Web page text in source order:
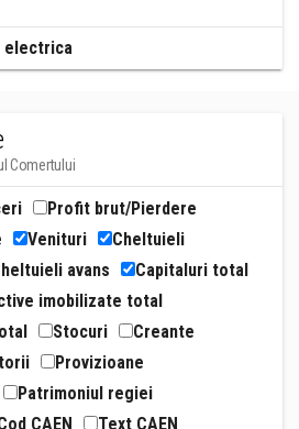
electrica
Comertului
Profit brut/Pierdere
Venituri
Cheltuieli
avans
Capitaluri total
imobilizate total
Stocuri
Creante
Provizioane
Patrimoniul regiei
CAEN Text CAEN